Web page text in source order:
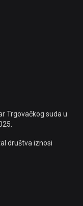
Trgovačkog suda u
društva iznosi